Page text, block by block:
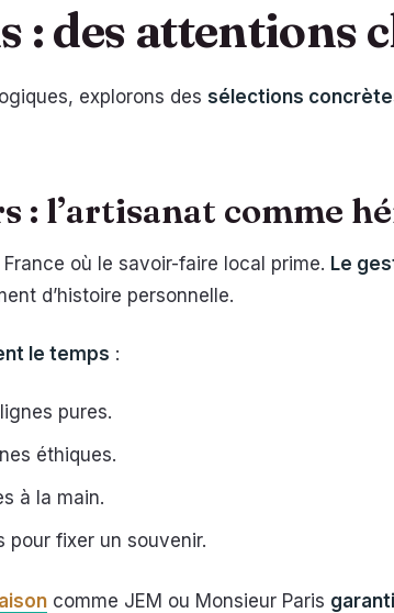
: des attentions
explorons des sélections
: l’artisanat comme
où le savoir-faire local prime. Le
d’histoire personnelle.
le temps :
pures.
éthiques.
à la main.
pour fixer un souvenir.
comme JEM ou Monsieur Paris